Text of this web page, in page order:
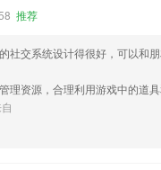
推荐
社交系统设计得很好，可以和
管理资源，合理利用游戏中的道